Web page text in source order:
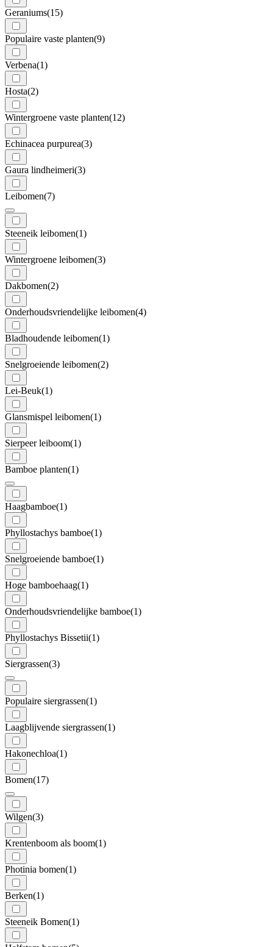
Geraniums(15)
Populaire vaste planten(9)
Verbena(1)
Hosta(2)
Wintergroene vaste planten(12)
Echinacea purpurea(3)
Gaura lindheimeri(3)
Leibomen(7)
Steeneik leibomen(1)
Wintergroene leibomen(3)
Dakbomen(2)
Onderhoudsvriendelijke leibomen(4)
Bladhoudende leibomen(1)
Snelgroeiende leibomen(2)
Lei-Beuk(1)
Glansmispel leibomen(1)
Sierpeer leiboom(1)
Bamboe planten(1)
Haagbamboe(1)
Phyllostachys bamboe(1)
Snelgroeiende bamboe(1)
Hoge bamboehaag(1)
Onderhoudsvriendelijke bamboe(1)
Phyllostachys Bissetii(1)
Siergrassen(3)
Populaire siergrassen(1)
Laagblijvende siergrassen(1)
Hakonechloa(1)
Bomen(17)
Wilgen(3)
Krentenboom als boom(1)
Photinia bomen(1)
Berken(1)
Steeneik Bomen(1)